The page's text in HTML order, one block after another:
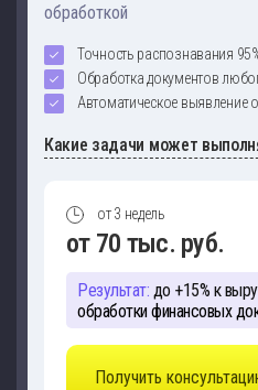
обработкой
Точность распознавания
Обработка документов
Автоматическое выявление
Какие задачи может
от 3 недель
от 70 тыс. руб.
Результат: до +15% к
обработки финансовых
Получить